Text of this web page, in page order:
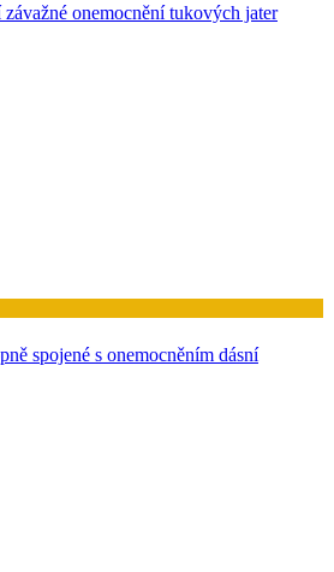
onemocnění tukových jater
spojené s onemocněním dásní